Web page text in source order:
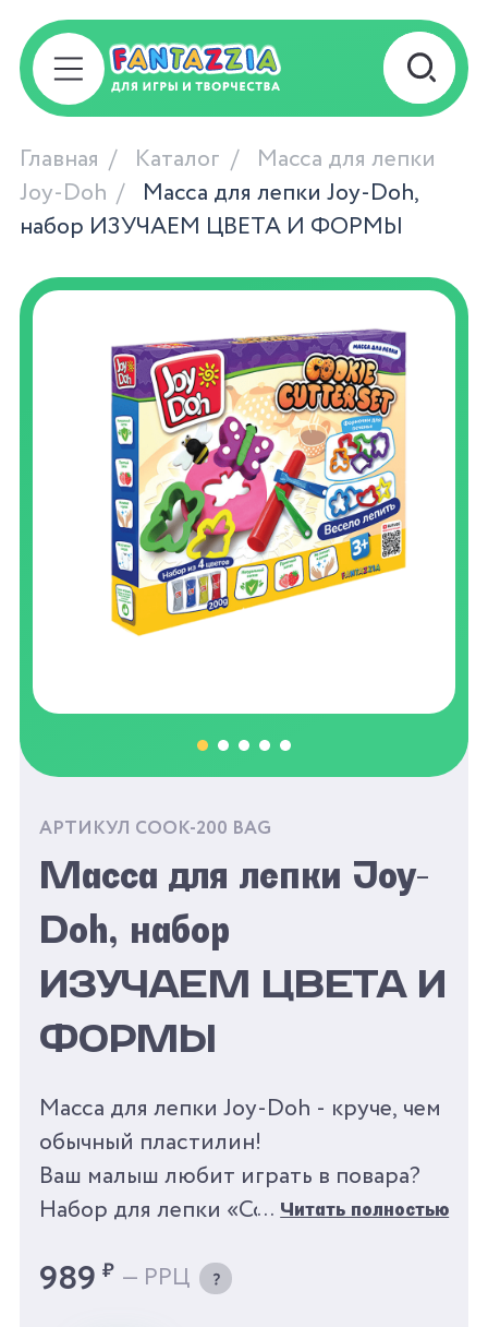
Главная Каталог
Масса для лепки
Joy-Doh
Масса для лепки Joy-Doh,
набор ИЗУЧАЕМ ЦВЕТА И ФОРМЫ
АРТИКУЛ COOK-200 BAG
Масса для лепки Joy-
Doh, набор
ИЗУЧАЕМ ЦВЕТА И
ФОРМЫ
Масса для лепки Joy-Doh - круче, чем
обычный пластилин!
Ваш малыш любит играть в повара?
Набор для лепки «Cookie Cutter Set»
почувствовать себя настоящим
Читать полностью
989 ₽ — РРЦ